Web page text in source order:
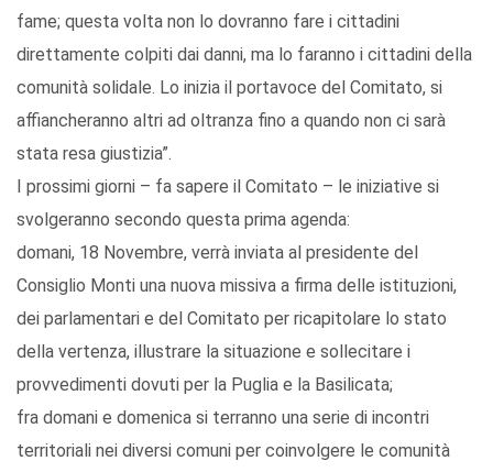
fame; questa volta non lo dovranno fare i cittadini
direttamente colpiti dai danni, ma lo faranno i cittadini della
comunità solidale. Lo inizia il portavoce del Comitato, si
affiancheranno altri ad oltranza fino a quando non ci sarà
stata resa giustizia”.
I prossimi giorni – fa sapere il Comitato – le iniziative si
svolgeranno secondo questa prima agenda:
domani, 18 Novembre, verrà inviata al presidente del
Consiglio Monti una nuova missiva a firma delle istituzioni,
dei parlamentari e del Comitato per ricapitolare lo stato
della vertenza, illustrare la situazione e sollecitare i
provvedimenti dovuti per la Puglia e la Basilicata;
fra domani e domenica si terranno una serie di incontri
territoriali nei diversi comuni per coinvolgere le comunità